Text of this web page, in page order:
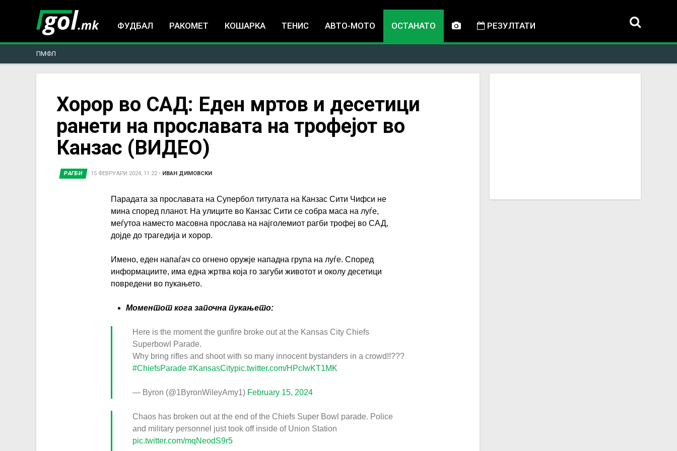
ФУДБАЛ РАКОМЕТ КОШАРКА ТЕНИС АВТО-МОТО ОСТАНАТО РЕЗУЛТАТИ
ПМФЛ
YouХорор во САД: Еден мртов и десетици
ранети на прославата на трофејот во
Канзас (ВИДЕО)
РАГБИ 15 ФЕВРУАРИ 2024, 11:22• ИВАН ДИМОВСКИ
Парадата за прославата на Супербол титулата на Канзас Сити Чифси не
мина според планот. На улиците во Канзас Сити се собра маса на луѓе,
меѓутоа наместо масовна прослава на најголемиот рагби трофеј во САД,
дојде до трагедија и хорор.
Имено, еден напаѓач со огнено оружје нападна група на луѓе. Според
информациите, има една жртва која го загуби животот и околу десетици
повредени во пукањето.
Моментот кога започна пукањето:
Here is the moment the gunfire broke out at the Kansas City Chiefs
Superbowl Parade.
Why bring rifles and shoot with so many innocent bystanders in a crowd!!???
#ChiefsParade #KansasCitypic.twitter.com/HPcIwKT1MK
— Byron (@1ByronWileyAmy1) February 15, 2024
Chaos has broken out at the end of the Chiefs Super Bowl parade. Police
and military personnel just took off inside of Union Station
pic.twitter.com/mqNeodS9r5